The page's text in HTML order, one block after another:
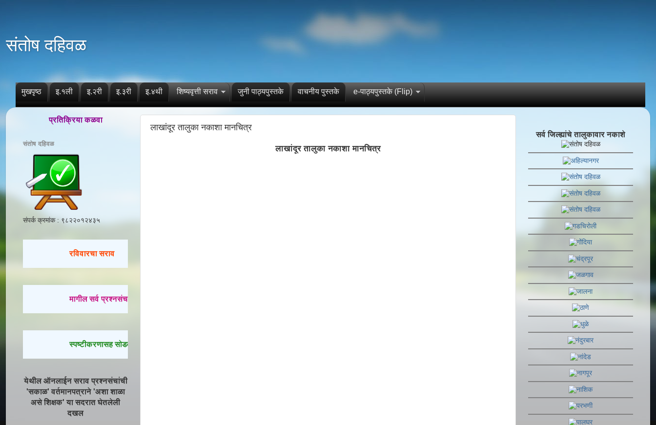
संतोष दहिवळ
मुखपृष्ठ इ.१ली इ.२री इ.३री इ.४थी शिष्यवृत्ती सराव जुनी पाठ्यपुस्तके वाचनीय पुस्तके e-पाठ्यपुस्तके (Flip)
लाखांदूर तालुका नकाशा मानचित्र
लाखांदूर तालुका नकाशा मानचित्र
प्रतिक्रिया कळवा
संतोष दहिवळ
संपर्क क्रमांक : ९८२२०१२४३५
रविवारचा सराव
मागील सर्व प्रश्नसंच सोडवण्यासाठी येथे क्लिक करा.
स्पष्टीकरणासह सोडवलेले प्रश्न पाहण्यासाठी येथे क्लिक करा.
येथील ऑनलाईन सराव प्रश्नसंचांची
'सकाळ' वर्तमानपत्राने 'अशा शाळा
असे शिक्षक' या सदरात घेतलेली
दखल
सर्व जिल्ह्यांचे तालुकावार नकाशे